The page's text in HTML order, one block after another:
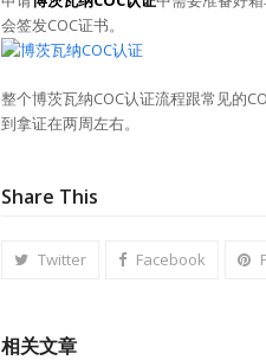
会签发COC证书。
整个博茨瓦纳COC认证流程跟常见的
到拿证在两周左右。
Share This
Twitter Facebook
相关文章